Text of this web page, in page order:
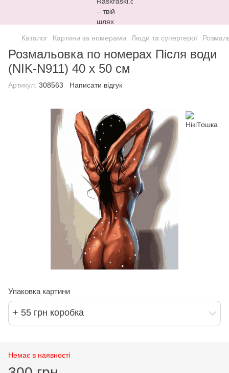
Каталог Картини за номерами Люди та супергерої
Розмальовка по номерах Після води
(NIK-N911) 40 х 50 см
Артикул: 308563 Написати відгук
Упаковка картини
+ 55 грн коробка
Немає в наявності